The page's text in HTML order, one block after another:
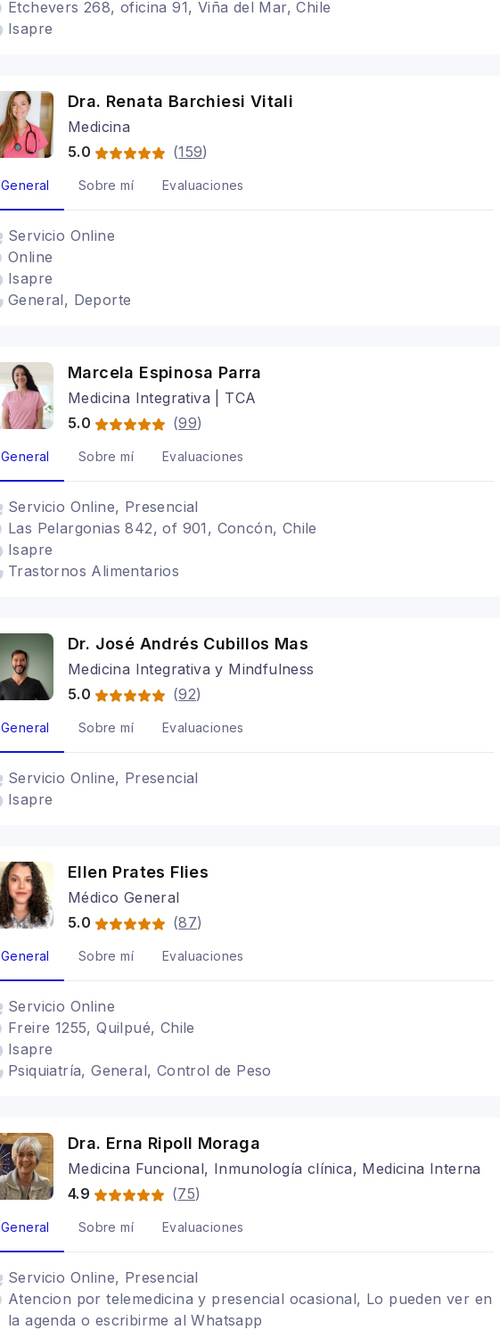
Etchevers 268, oficina 91, Viña del Mar, Chile
Isapre
Dra. Renata Barchiesi Vitali
Medicina
5.0
(159)
General Sobre mí Evaluaciones
Servicio Online
Online
Isapre
General, Deporte
Marcela Espinosa Parra
Medicina Integrativa | TCA
5.0
(99)
General Sobre mí Evaluaciones
Servicio Online, Presencial
Las Pelargonias 842, of 901, Concón, Chile
Isapre
Trastornos Alimentarios
Dr. José Andrés Cubillos Mas
Medicina Integrativa y Mindfulness
5.0
(92)
General Sobre mí Evaluaciones
Servicio Online, Presencial
Isapre
Ellen Prates Flies
Médico General
5.0
(87)
General Sobre mí Evaluaciones
Servicio Online
Freire 1255, Quilpué, Chile
Isapre
Psiquiatría, General, Control de Peso
Dra. Erna Ripoll Moraga
Medicina Funcional, Inmunología clínica, Medicina Interna
4.9
(75)
General Sobre mí Evaluaciones
Servicio Online, Presencial
Atencion por telemedicina y presencial ocasional, Lo pueden ver en
la agenda o escribirme al Whatsapp